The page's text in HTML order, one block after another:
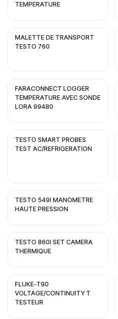
TEMPERATURE
MALETTE DE TRANSPORT
TESTO 760
FARACONNECT LOGGER
TEMPERATURE AVEC SONDE
LORA 99480
TESTO SMART PROBES
TEST AC/REFRIGERATION
TESTO 549I MANOMETRE
HAUTE PRESSION
TESTO 860I SET CAMERA
THERMIQUE
FLUKE-T90
VOLTAGE/CONTINUITY T
TESTEUR